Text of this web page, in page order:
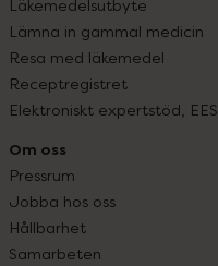
Läkemedelsutbyte
Lämna in gammal medicin
Resa med läkemedel
Receptregistret
Elektroniskt expertstöd, EES
Om oss
Pressrum
Jobba hos oss
Hållbarhet
Samarbeten